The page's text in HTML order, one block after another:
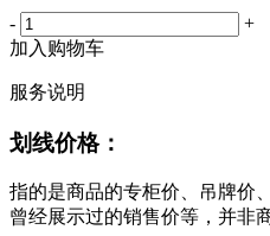
-
+
加入购物车
服务说明
划线价格：
指的是商品的专柜价、吊牌价
曾经展示过的销售价等，并非